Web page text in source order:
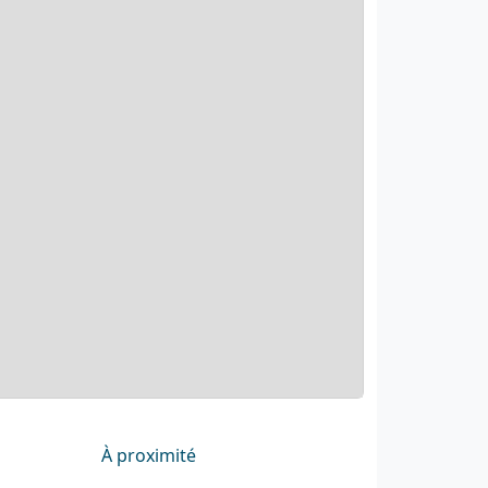
À proximité